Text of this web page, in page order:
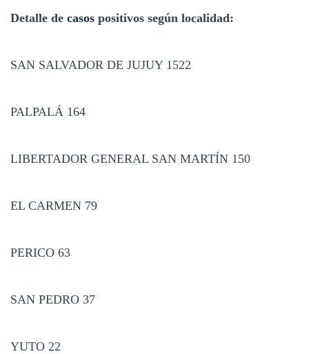
Detalle de casos positivos según localidad:
SAN SALVADOR DE JUJUY 1522
PALPALÁ 164
LIBERTADOR GENERAL SAN MARTÍN 150
EL CARMEN 79
PERICO 63
SAN PEDRO 37
YUTO 22